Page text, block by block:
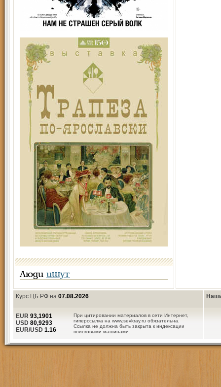
Люди ищут
Курс ЦБ РФ на 07.08.2026
При цитировании материалов в сети Интернет,
гиперссылка на www.sevkray.ru обязательна.
Ссылка не должна быть закрыта к индексации
поисковыми машинами.
EUR 93,1901
USD 80,9293
EUR/USD 1.16